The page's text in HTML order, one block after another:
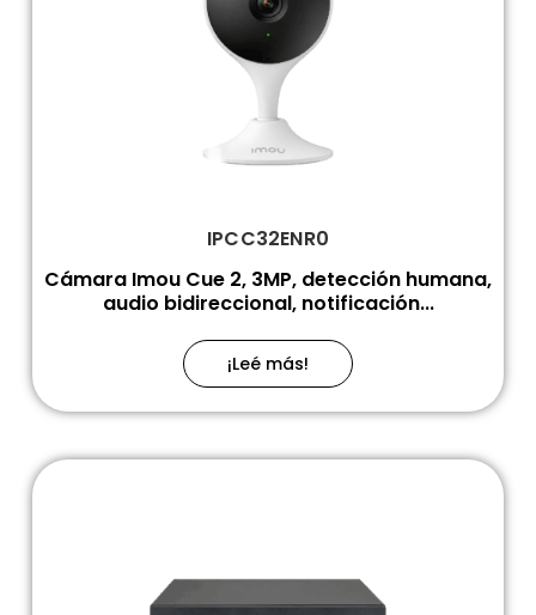
IPCC32ENR0
Cámara Imou Cue 2, 3MP, detección humana,
audio bidireccional, notificación...
¡Leé más!